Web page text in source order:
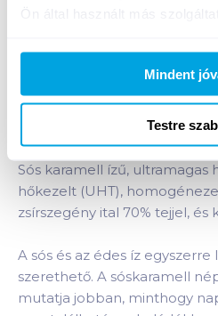
Ön által használt más
Mindent
Testre
Bevásárlólistához adom
Termékleírás a(z)Hell Ice
Caramel UHT kávés tejital
Sós karamell ízű, ultramagas
hőkezelt (UHT),
zsírszegény ital 70% tejjel, és
A sós és az édes íz
szerethető. A sóskaramell
mutatja jobban, minthogy